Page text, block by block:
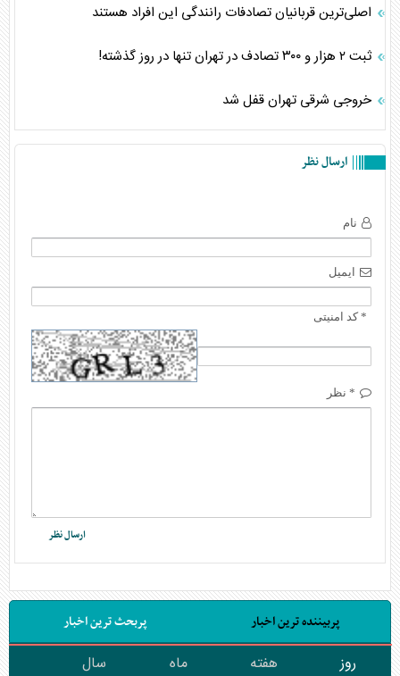
اصلی‌ترین قربانیان تصادفات رانندگی این افراد هستند
ثبت ۲ هزار و ۳۰۰ تصادف در تهران تنها در روز گذشته!
خروجی شرقی تهران قفل شد
ارسال نظر
نام
ایمیل
* کد امنیتی
* نظر
پربیننده ترین اخبار پربحث ترین اخبار
روز هفته ماه سال